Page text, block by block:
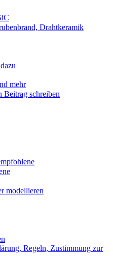
Drahtkeramik
mehr
schreiben
modellieren
Regeln, Zustimmung zur